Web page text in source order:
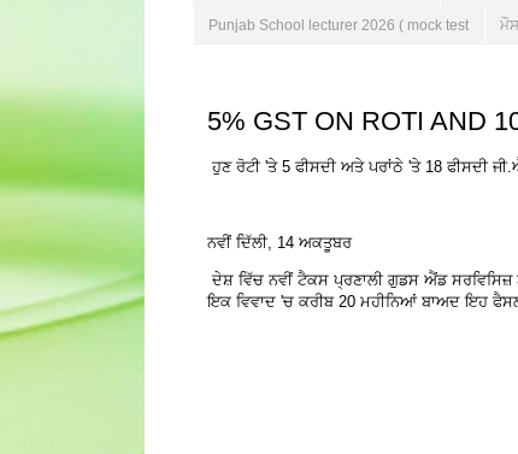
Punjab School lecturer 2026 ( mock test
5% GST ON ROTI AND
ਹੁਣ ਰੋਟੀ 'ਤੇ 5 ਫੀਸਦੀ ਅਤੇ ਪਰਾਂਠੇ 'ਤੇ 18 ਫੀਸਦੀ
ਨਵੀਂ ਦਿੱਲੀ, 14 ਅਕਤੂਬਰ
ਦੇਸ਼ ਵਿੱਚ ਨਵੀਂ ਟੈਕਸ ਪ੍ਰਣਾਲੀ ਗੁਡਸ ਐਂਡ
ਇਕ ਵਿਵਾਦ 'ਚ ਕਰੀਬ 20 ਮਹੀਨਿਆਂ ਬਾਅਦ ਇਹ